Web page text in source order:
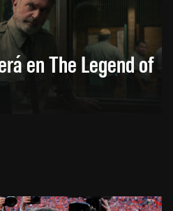
en The Legend of